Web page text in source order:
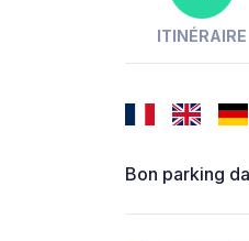
ITINÉRAIRE
Bon parking